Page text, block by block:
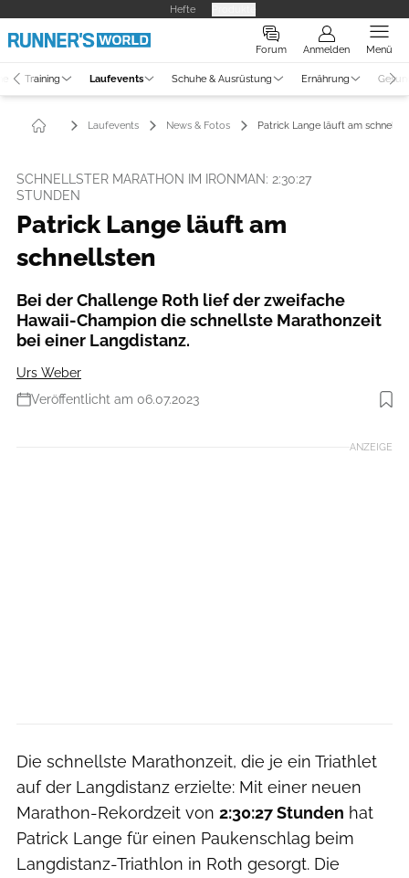
Hefte
Forum Anmelden Menü
Training Laufevents Schuhe & Ausrüstung Ernährung
Laufevents News & Fotos Patrick Lange läuft am
SCHNELLSTER MARATHON IM IRONMAN: 2:30:27
STUNDEN
Patrick Lange läuft am
schnellsten​
Bei der Challenge Roth lief der zweifache
Hawaii-Champion die schnellste Marathonzeit
bei einer Langdistanz.
Urs Weber
Veröffentlicht am 06.07.2023
Foto: Marcel Hilger Photography
ANZEIGE
Die schnellste Marathonzeit, die je ein Triathlet
auf der Langdistanz erzielte: Mit einer neuen
Marathon-Rekordzeit von 2:30:27 Stunden hat
Patrick Lange für einen Paukenschlag beim
Langdistanz-Triathlon in Roth gesorgt. Die